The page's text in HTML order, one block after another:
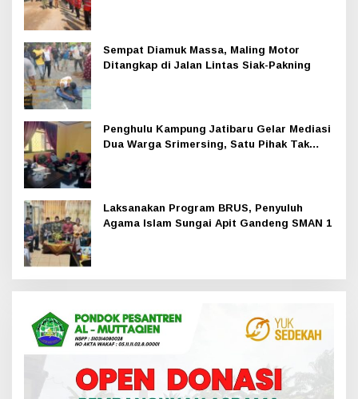
Sempat Diamuk Massa, Maling Motor
Ditangkap di Jalan Lintas Siak-Pakning
Penghulu Kampung Jatibaru Gelar Mediasi
Dua Warga Srimersing, Satu Pihak Tak
Laksanakan Program BRUS, Penyuluh
Agama Islam Sungai Apit Gandeng SMAN 1